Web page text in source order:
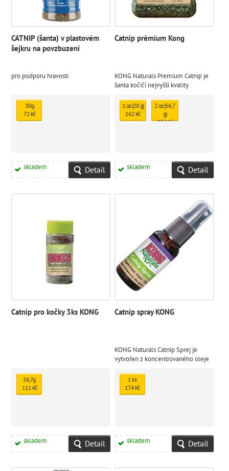
CATNIP (šanta) v plastovém
šejkru na povzbuzení
pro podporu hravosti
30g
72 Kč
skladem Detail
Catnip prémium Kong
KONG Naturals Premium Catnip je
šanta kočičí nejvyšší kvality
1 oz (28 g)
162 Kč
2 oz (56,7
g)
234 Kč
skladem Detail
Catnip pro kočky 3ks KONG
56,7g
111 Kč
skladem Detail
Catnip spray KONG
KONG Naturals Catnip Sprej je
vytvořen z koncentrovaného oleje
požitek ze hry
1 ks
174 Kč
skladem Detail